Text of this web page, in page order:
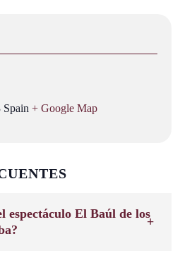
Spain + Google Map
espectáculo El Baúl de los